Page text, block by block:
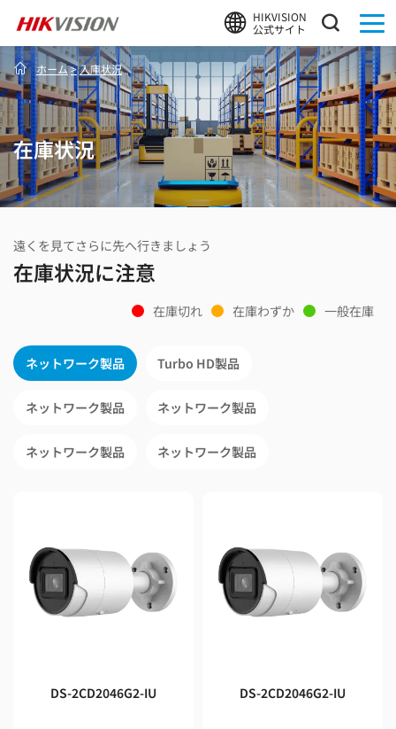
HIKVISION
公式サイト
ホーム>入庫状況
在庫状況
遠くを見てさらに先へ行きましょう
在庫状況に注意
在庫切れ 在庫わずか 一般在庫
ネットワーク製品 Turbo HD製品
ネットワーク製品 ネットワーク製品
ネットワーク製品 ネットワーク製品
DS-2CD2046G2-IU DS-2CD2046G2-IU